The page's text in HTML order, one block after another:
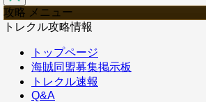
攻略 メニュー
トレクル攻略情報
トップページ
海賊同盟募集掲示板
トレクル速報
Q&A